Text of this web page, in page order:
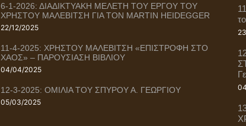
6-1-2026: ΔΙΑΔΙΚΤΥΑΚΗ ΜΕΛΕΤΗ ΤΟΥ ΕΡΓΟΥ ΤΟΥ
ΧΡΗΣΤΟΥ ΜΑΛΕΒΙΤΣΗ ΓΙΑ ΤΟΝ MARTIN HEIDEGGER
22/12/2025
11-4-2025: ΧΡΗΣΤΟΥ ΜΑΛΕΒΙΤΣΗ «ΕΠΙΣΤΡΟΦΗ ΣΤΟ
ΧΑΟΣ» – ΠΑΡΟΥΣΙΑΣΗ ΒΙΒΛΙΟΥ
04/04/2025
12-3-2025: ΟΜΙΛΙΑ ΤΟΥ ΣΠΥΡΟΥ Α. ΓΕΩΡΓΙΟΥ
05/03/2025